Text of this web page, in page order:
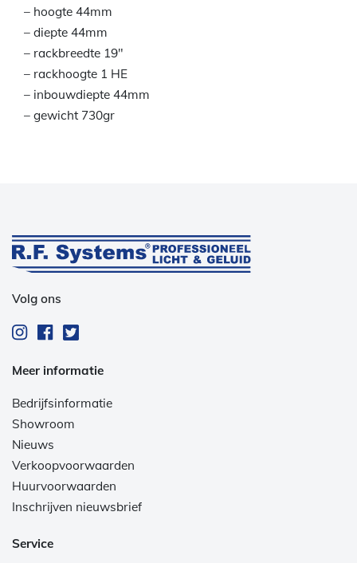
– hoogte 44mm
– diepte 44mm
– rackbreedte 19″
– rackhoogte 1 HE
– inbouwdiepte 44mm
– gewicht 730gr
Volg ons
Meer informatie
Bedrijfsinformatie
Showroom
Nieuws
Verkoopvoorwaarden
Huurvoorwaarden
Inschrijven nieuwsbrief
Service